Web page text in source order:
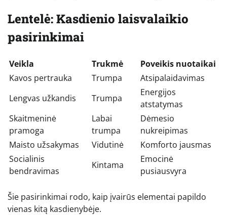
Lentelė: Kasdienio laisvalaikio
pasirinkimai
Veikla Trukmė
Poveikis nuotaikai
Kavos pertrauka
Trumpa
Atsipalaidavimas
Lengvas užkandis
Trumpa
Energijos
atstatymas
Skaitmeninė
pramoga
Labai
trumpa
Dėmesio
nukreipimas
Maisto užsakymas
Vidutinė
Komforto jausmas
Socialinis
bendravimas
Kintama
Emocinė
pusiausvyra
Šie pasirinkimai rodo, kaip įvairūs elementai papildo
vienas kitą kasdienybėje.